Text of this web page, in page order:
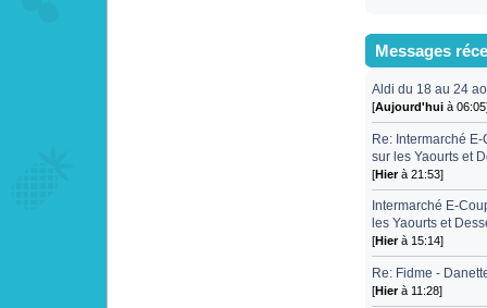
Messages
Aldi du 18 au 24
[Aujourd'hui à
Re: Intermarché
sur les Yaourts et
[Hierà 21:53]
Intermarché E-
les Yaourts et
[Hierà 15:14]
Re: Fidme -
[Hierà 11:28]